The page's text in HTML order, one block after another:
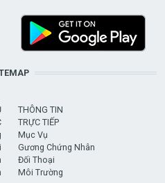
THÔNG TIN
TRỰC TIẾP
Mục Vụ
Gương Chứng Nhân
Đối Thoại
Môi Trường